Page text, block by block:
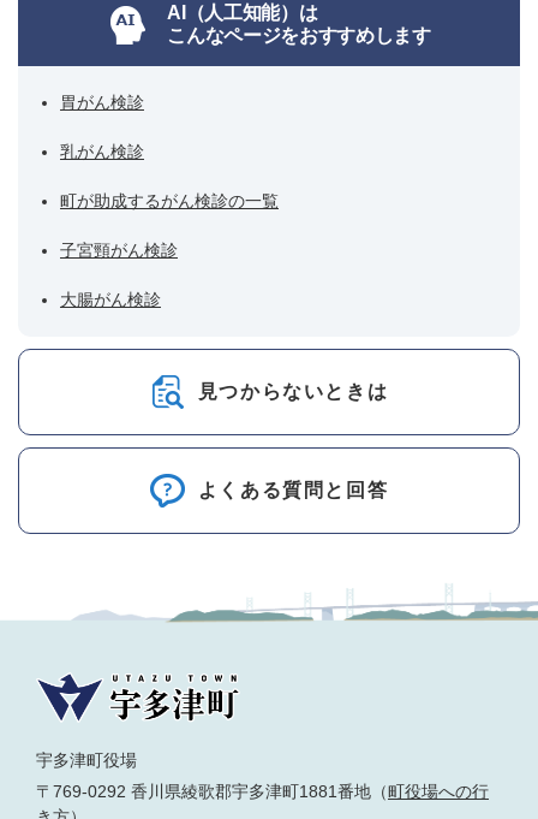
AI（人工知能）は
こんなページをおすすめします
胃がん検診
乳がん検診
町が助成するがん検診の一覧
子宮頸がん検診
大腸がん検診
見つからないときは
よくある質問と回答
宇多津町役場
〒769-0292 香川県綾歌郡宇多津町1881番地（町役場への行